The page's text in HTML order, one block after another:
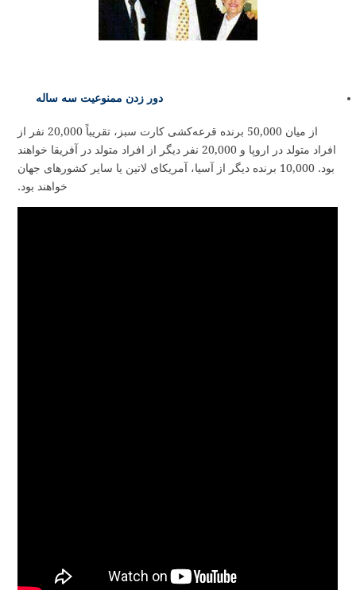
دور زدن ممنوعیت سه ساله
از میان 50,000 برنده قرعه‌کشی کارت سبز، تقریباً 20,000 نفر از
افراد متولد در اروپا و 20,000 نفر دیگر از افراد متولد در آفریقا خواهند
بود. 10,000 برنده دیگر از آسیا، آمریکای لاتین یا سایر کشورهای جهان
خواهند بود.